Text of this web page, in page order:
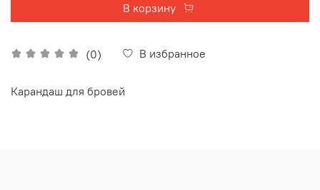
(0) В избранное
В корзину
Карандаш для бровей